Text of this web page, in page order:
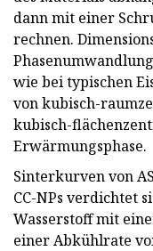
dann mit einer
rechnen.
wie bei typischen
von kubisch-
kubisch-
Erwärmungsphase.
Sinterkurven von
CC-NPs verdichtet
Wasserstoff mit
einer Abkühlrate